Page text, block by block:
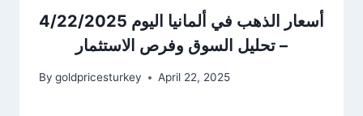
أسعار الذهب في ألمانيا اليوم 4/22/2025
– تحليل السوق وفرص الاستثمار
By goldpricesturkey April 22, 2025